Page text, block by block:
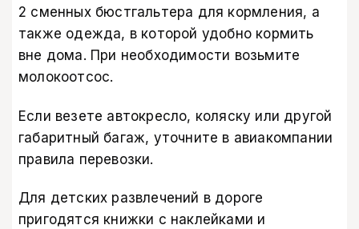
2 сменных бюстгальтера для кормления, а
также одежда, в которой удобно кормить
вне дома. При необходимости возьмите
молокоотсос.
Если везете автокресло, коляску или другой
габаритный багаж, уточните в авиакомпании
правила перевозки.
Для детских развлечений в дороге
пригодятся книжки с наклейками и